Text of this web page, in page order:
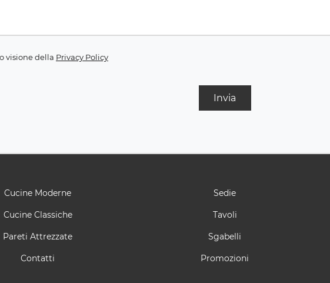
visione della Privacy Policy
Invia
Cucine Moderne
Cucine Classiche
Pareti Attrezzate
Contatti
Sedie
Tavoli
Sgabelli
Promozioni